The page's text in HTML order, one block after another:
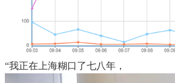
“我正在上海糊口了七八年，